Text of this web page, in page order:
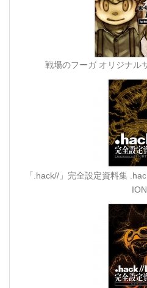
戦場のフーガ オリジナル
「.hack//」完全設定資料集
ION